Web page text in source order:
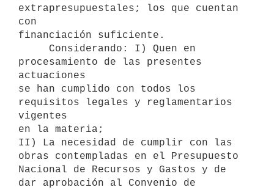
extrapresupuestales; los que cuentan
con
financiación suficiente.
procesamiento de las presentes
actuaciones
se han cumplido con todos los
requisitos legales y reglamentarios
vigentes
en la materia;
II) La necesidad de cumplir con las
obras contempladas en el Presupuesto
Nacional de Recursos y Gastos y de
dar aprobación al Convenio de